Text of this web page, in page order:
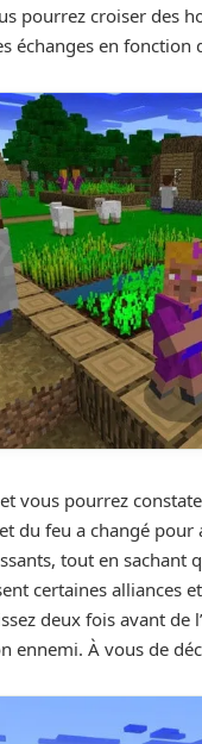
pourrez croiser des
échanges en fonction
vous pourrez
du feu a changé
tout en
certaines alliances
deux fois avant de
ennemi. À vous de